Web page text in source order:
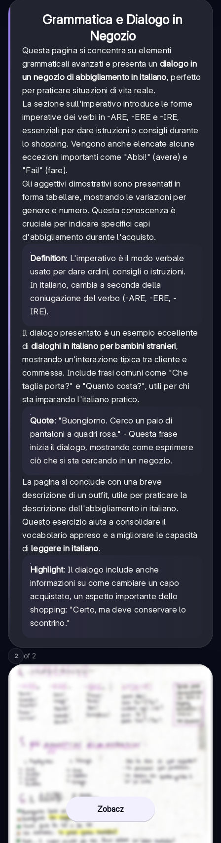
Grammatica e Dialogo in
Negozio
Questa pagina si concentra su elementi
grammaticali avanzati e presenta un dialogo in
un negozio di abbigliamento in italiano, perfetto
per praticare situazioni di vita reale.
La sezione sull'imperativo introduce le forme
imperative dei verbi in -ARE, -ERE e -IRE,
essenziali per dare istruzioni o consigli durante
lo shopping. Vengono anche elencate alcune
eccezioni importanti come "Abbi!" (avere) e
"Fai!" (fare).
Gli aggettivi dimostrativi sono presentati in
forma tabellare, mostrando le variazioni per
genere e numero. Questa conoscenza è
cruciale per indicare specifici capi
d'abbigliamento durante l'acquisto.
Definition: L'imperativo è il modo verbale
usato per dare ordini, consigli o istruzioni.
In italiano, cambia a seconda della
coniugazione del verbo (-ARE, -ERE, -
IRE).
Il dialogo presentato è un esempio eccellente
di dialoghi in italiano per bambini stranieri,
mostrando un'interazione tipica tra cliente e
commessa. Include frasi comuni come "Che
taglia porta?" e "Quanto costa?", utili per chi
sta imparando l'italiano pratico.
Quote: "Buongiorno. Cerco un paio di
pantaloni a quadri rosa." - Questa frase
inizia il dialogo, mostrando come esprimere
ciò che si sta cercando in un negozio.
La pagina si conclude con una breve
descrizione di un outfit, utile per praticare la
descrizione dell'abbigliamento in italiano.
Questo esercizio aiuta a consolidare il
vocabolario appreso e a migliorare le capacità
di leggere in italiano.
Highlight: Il dialogo include anche
informazioni su come cambiare un capo
acquistato, un aspetto importante dello
shopping: "Certo, ma deve conservare lo
scontrino."
2 of 2
Zobacz